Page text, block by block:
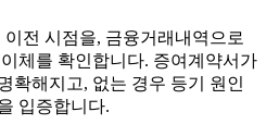
전 시점을, 금융거래내역으로
체를 확인합니다. 증여계약서가
확해지고, 없는 경우 등기 원인
입증합니다.